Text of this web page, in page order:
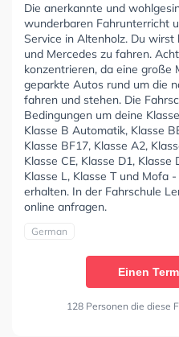
Die anerkannte und
wunderbaren Fahrunterricht
Service in Altenholz. Du
und Mercedes zu fahren.
konzentrieren, da eine große
geparkte Autos rund um die
fahren und stehen. Die
Bedingungen um deine
Klasse B Automatik, Klasse
Klasse BF17, Klasse A2,
Klasse CE, Klasse D1, Klasse
Klasse L, Klasse T und Mofa
erhalten. In der Fahrschule
online anfragen.
German
Einen
128 Personen die diese